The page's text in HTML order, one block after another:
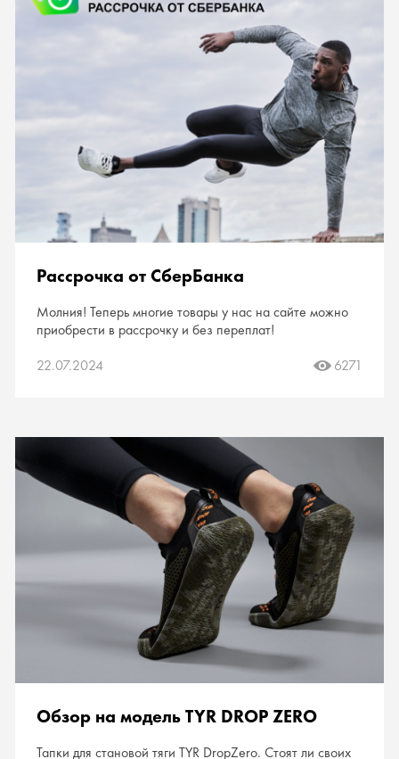
Рассрочка от СберБанка
Молния! Теперь многие товары у нас на сайте можно
приобрести в рассрочку и без переплат!
22.07.2024 6271
Обзор на модель TYR DROP ZERO
Тапки для становой тяги TYR DropZero. Стоят ли своих